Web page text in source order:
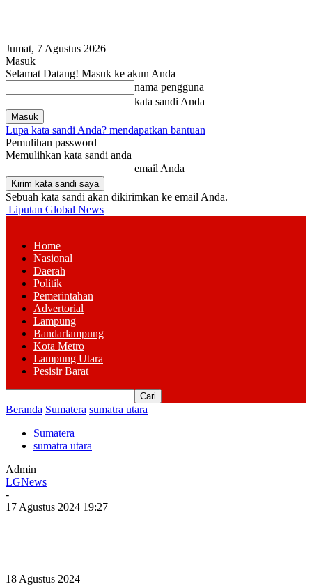
Jumat, 7 Agustus 2026
Masuk
Selamat Datang! Masuk ke akun Anda
nama pengguna
kata sandi Anda
Lupa kata sandi Anda? mendapatkan bantuan
Pemulihan password
Memulihkan kata sandi anda
email Anda
Sebuah kata sandi akan dikirimkan ke email Anda.
Liputan Global News
Home
Nasional
Daerah
Politik
Pemerintahan
Advertorial
Lampung
Bandarlampung
Kota Metro
Lampung Utara
Pesisir Barat
Beranda Sumatera sumatra utara
Sumatera
sumatra utara
Admin
LGNews
-
17 Agustus 2024 19:27
18 Agustus 2024